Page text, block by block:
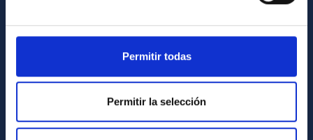
Permitir todas
Permitir la selección
How to get to the IAC